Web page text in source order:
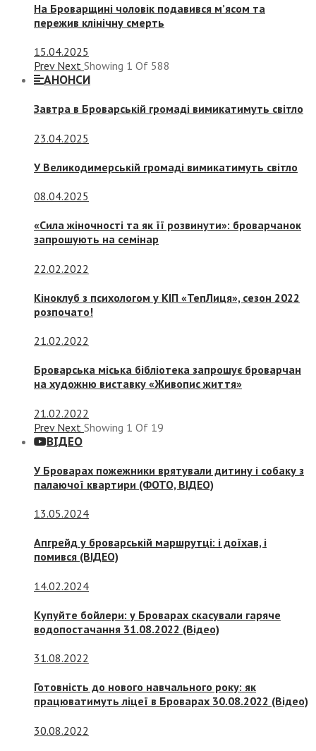
На Броварщині чоловік подавився м’ясом та
пережив клінічну смерть
15.04.2025
Prev Next Showing 1 Of 588
АНОНСИ
Завтра в Броварській громаді вимикатимуть світло
23.04.2025
У Великодимерській громаді вимикатимуть світло
08.04.2025
«Сила жіночності та як її розвинути»: броварчанок
запрошують на семінар
22.02.2022
Кіноклуб з психологом у КІП «ТепЛиця», сезон 2022
розпочато!
21.02.2022
Броварська міська бібліотека запрошує броварчан
на художню виставку «Живопис життя»
21.02.2022
Prev Next Showing 1 Of 19
ВІДЕО
У Броварах пожежники врятували дитину і собаку з
палаючої квартири (ФОТО, ВІДЕО)
13.05.2024
Апгрейд у броварській маршрутці: і доїхав, і
помився (ВІДЕО)
14.02.2024
Купуйте бойлери: у Броварах скасували гаряче
водопостачання 31.08.2022 (Відео)
31.08.2022
Готовність до нового навчального року: як
працюватимуть ліцеї в Броварах 30.08.2022 (Відео)
30.08.2022